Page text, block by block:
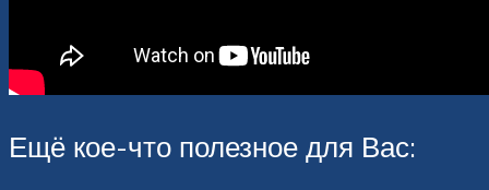
Ещё кое-что полезное для Вас: